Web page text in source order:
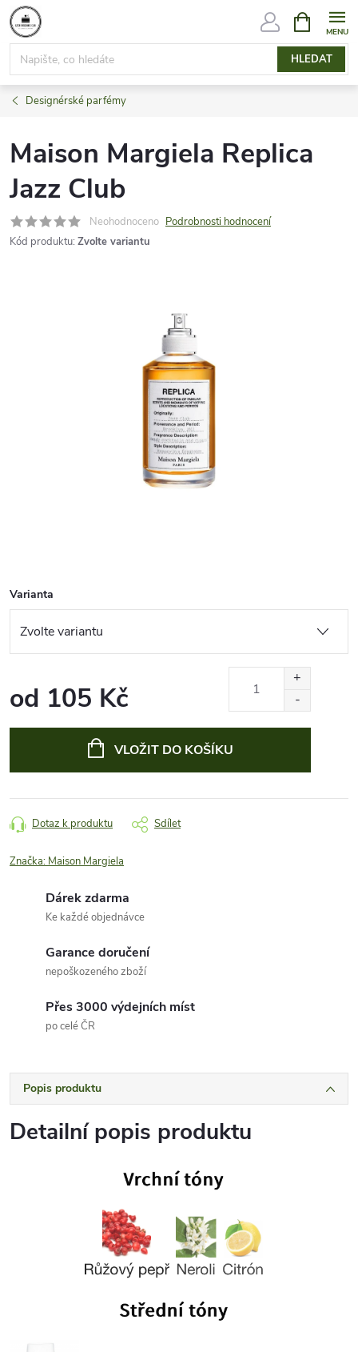
Přejít
na
obsah
HLEDAT
NÁKUPNÍ
KOŠÍK
Designérské parfémy
Maison Margiela Replica
Jazz Club
Neohodnoceno Podrobnosti hodnocení
Kód produktu: Zvolte variantu
Varianta
od 105 Kč
VLOŽIT DO KOŠÍKU
Dotaz k produktu Sdílet
Značka: Maison Margiela
Dárek zdarma
Ke každé objednávce
Garance doručení
nepoškozeného zboží
Přes 3000 výdejních míst
po celé ČR
Popis produktu
Detailní popis produktu